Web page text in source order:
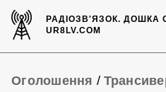
РАДІОЗВ'ЯЗОК.ДОШКА
UR8LV.COM
Оголошення /